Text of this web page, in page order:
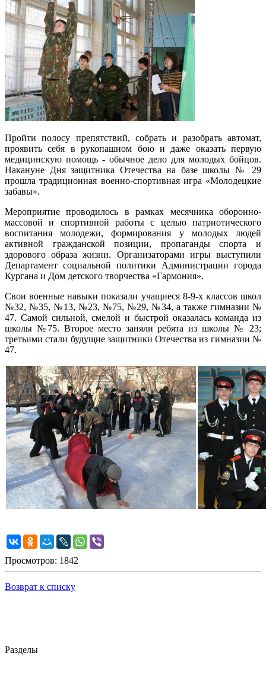
Пройти полосу препятствий, собрать и разобрать автомат,
проявить себя в рукопашном бою и даже оказать первую
медицинскую помощь - обычное дело для молодых бойцов.
Накануне Дня защитника Отечества на базе школы № 29
прошла традиционная военно-спортивная игра «Молодецкие
забавы».
Мероприятие проводилось в рамках месячника оборонно-
массовой и спортивной работы с целью патриотического
воспитания молодежи, формирования у молодых людей
активной гражданской позиции, пропаганды спорта и
здорового образа жизни. Организаторами игры выступили
Департамент социальной политики Администрации города
Кургана и Дом детского творчества «Гармония».
Свои военные навыки показали учащиеся 8-9-х классов школ
№32, №35, №13, №23, №75, №29, №34, а также гимназии №
47. Самой сильной, смелой и быстрой оказалась команда из
школы №75. Второе место заняли ребята из школы № 23;
третьими стали будущие защитники Отечества из гимназии №
47.
Просмотров: 1842
Возврат к списку
Разделы